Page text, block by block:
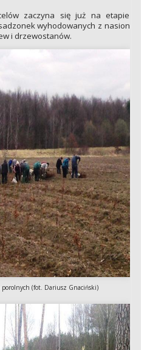
zaczyna się już na etapie
wyhodowanych z nasion
i drzewostanów.
(fot. Dariusz Gnaciński)